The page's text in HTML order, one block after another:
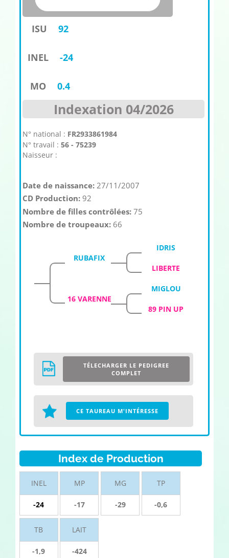
ISU 92
INEL -24
MO 0.4
Indexation 04/2026
N° national : FR2933861984
N° travail : 56 - 75239
Naisseur :
Date de naissance:27/11/2007
CD Production:92
Nombre de filles contrôlées:75
Nombre de troupeaux: 66
RUBAFIX
IDRIS
LIBERTE
16 VARENNE
MIGLOU
89 PIN UP
TÉLECHARGER LE PEDIGREE
COMPLET
CE TAUREAU M'INTÉRESSE
Index de Production
INEL
-24
MP
-17
MG
-29
TP
-0,6
TB
-1,9
LAIT
-424